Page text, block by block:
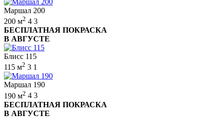
Маршал 200
200 м2 4 3
БЕСПЛАТНАЯ ПОКРАСКА
В АВГУСТЕ
Блисс 115
115 м2 3 1
Маршал 190
190 м2 4 3
БЕСПЛАТНАЯ ПОКРАСКА
В АВГУСТЕ